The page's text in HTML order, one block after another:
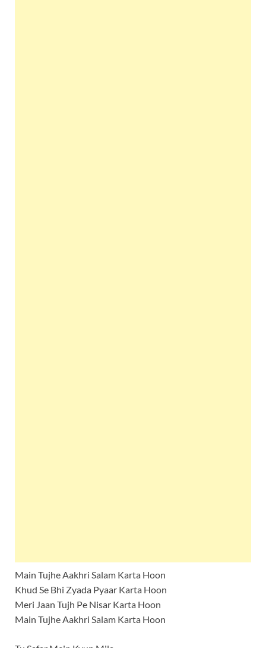
Main Tujhe Aakhri Salam Karta Hoon
Khud Se Bhi Zyada Pyaar Karta Hoon
Meri Jaan Tujh Pe Nisar Karta Hoon
Main Tujhe Aakhri Salam Karta Hoon